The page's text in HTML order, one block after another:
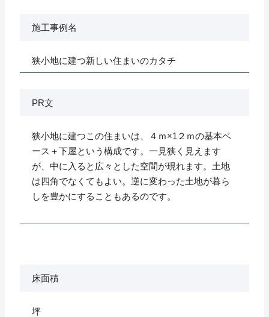
施工事例名
狭小地に建つ新しい住まいのカタチ
PR文
狭小地に建つこの住まいは、４ｍ×1２ｍの基本ベ
ース＋下屋という構成です。一見狭く見えます
が、中に入ると広々とした空間が現れます。土地
は四角でなくてもよい。逆に変わった土地が暮ら
しを豊かにすることもあるのです。
床面積
坪